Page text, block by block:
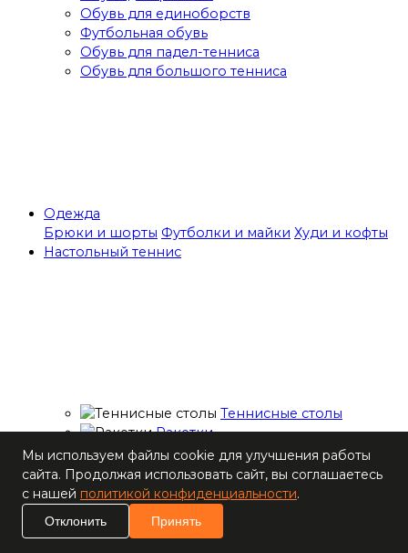
Обувь для единоборств
Футбольная обувь
Обувь для падел-тенниса
Обувь для большого тенниса
Одежда
Брюки и шорты Футболки и майки Худи и кофты
Настольный теннис
Теннисные столы
Ракетки
Накладки для
ракеток
Основания для
ракеток
Мячи
Мы используем файлы cookie для улучшения работы
сайта. Продолжая использовать сайт, вы соглашаетесь
с нашей политикой конфиденциальности.
Отклонить Принять